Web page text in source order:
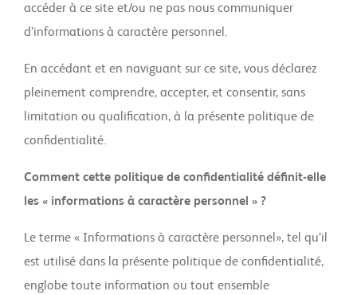
accéder à ce site et/ou ne pas nous communiquer
d’informations à caractère personnel.
En accédant et en naviguant sur ce site, vous déclarez
pleinement comprendre, accepter, et consentir, sans
limitation ou qualification, à la présente politique de
confidentialité.
Comment cette politique de confidentialité définit-elle
les « informations à caractère personnel » ?
Le terme « Informations à caractère personnel», tel qu’il
est utilisé dans la présente politique de confidentialité,
englobe toute information ou tout ensemble